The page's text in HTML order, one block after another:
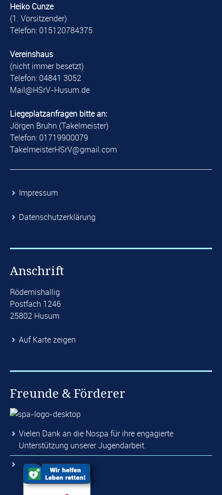
Heiko Cunze
(1. Vorsitzender)
Telefon: 015120784375
Vereinshaus
(nicht immer besetzt)
Telefon: 04841 3052
​Mail@HSrV-Husum.de​
Liegeplatzanfragen bitte an:
Jörgen Bruhn (Takelmeister)
Telefon: 01719900079
​TakelmeisterHSrV@gmail.com​
​Impressum
​Datenschutzerklärung
Anschrift
Rödemishallig
Postfach 1246
25802 Husum
Auf Karte zeigen
Freunde & Förderer
Vielen Dank an die Nospa für ihre engagierte
Unterstützung unserer Jugendarbeit.